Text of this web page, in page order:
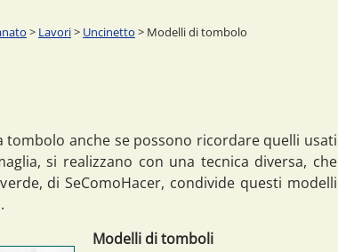
> Lavori> Uncinetto > Modelli di tombolo
anche se possono ricordare quelli usati
si realizzano con una tecnica diversa, che
di SeComoHacer, condivide questi modelli
Modelli di tomboli